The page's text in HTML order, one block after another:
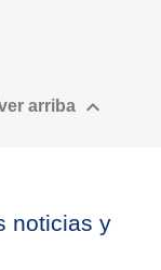
arriba 
noticias y